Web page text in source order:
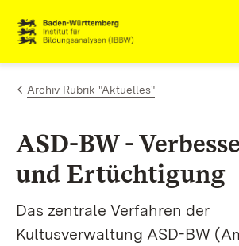
Zum Inhalt springen
Link zur Startseite
Archiv Rubrik "Aktuelles"
ASD-BW -
und Ertüchtigung
Das zentrale Verfahren der
Kultusverwaltung ASD-BW